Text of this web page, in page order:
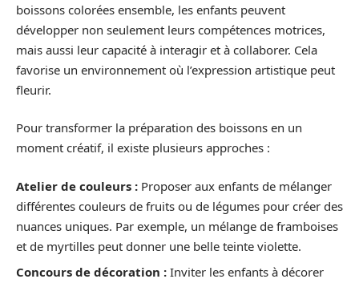
boissons colorées ensemble, les enfants peuvent
développer non seulement leurs compétences motrices,
mais aussi leur capacité à interagir et à collaborer. Cela
favorise un environnement où l’expression artistique peut
fleurir.
Pour transformer la préparation des boissons en un
moment créatif, il existe plusieurs approches :
Atelier de couleurs : Proposer aux enfants de mélanger
différentes couleurs de fruits ou de légumes pour créer des
nuances uniques. Par exemple, un mélange de framboises
et de myrtilles peut donner une belle teinte violette.
Concours de décoration : Inviter les enfants à décorer